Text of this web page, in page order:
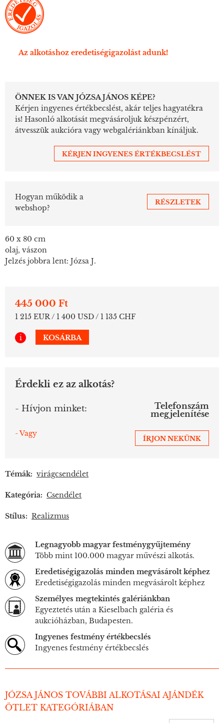
Az alkotáshoz eredetiségigazolást adunk!
ÖNNEK IS VAN JÓZSA JÁNOS KÉPE?
Kérjen ingyenes értékbecslést, akár teljes hagyatékra
is! Hasonló alkotását megvásároljuk készpénzért,
átvesszük aukcióra vagy webgalériánkban kínáljuk.
KÉRJEN INGYENES ÉRTÉKBECSLÉST
Hogyan működik a
webshop?
RÉSZLETEK
60 x 80 cm
olaj, vászon
Jelzés jobbra lent: Józsa J.
445 000 Ft
1 215 EUR / 1 400 USD / 1 135 CHF
i KOSÁRBA
Érdekli ez az alkotás?
- Hívjon minket:
Telefonszám
megjelenítése
- Vagy
ÍRJON NEKÜNK
Témák: virágcsendélet
Kategória: Csendélet
Stílus: Realizmus
Legnagyobb magyar festménygyűjtemény
Több mint 100.000 magyar művészi alkotás.
Eredetiségigazolás minden megvásárolt képhez
Eredetiségigazolás minden megvásárolt képhez
Személyes megtekintés galériánkban
Egyeztetés után a Kieselbach galéria és
aukcióházban, Budapesten.
Ingyenes festmény értékbecslés
Ingyenes festmény értékbecslés
JÓZSA JÁNOS TOVÁBBI ALKOTÁSAI AJÁNDÉK
ÖTLET KATEGÓRIÁBAN